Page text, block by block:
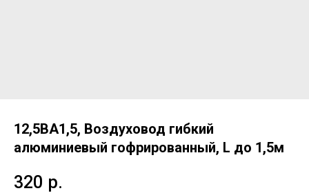
12,5ВА1,5, Воздуховод гибкий
алюминиевый гофрированный, L до 1,5м
320 р.